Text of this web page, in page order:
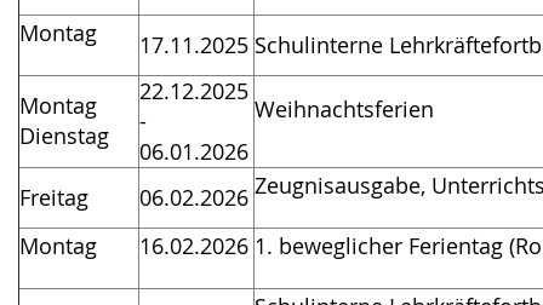
Montag 17.11.2025 Schulinterne
Montag
Dienstag
22.12.2025
-
06.01.2026
Weihnachtsferien
Freitag 06.02.2026 Zeugnisausgabe,
Montag 16.02.2026 1. beweglicher Ferientag